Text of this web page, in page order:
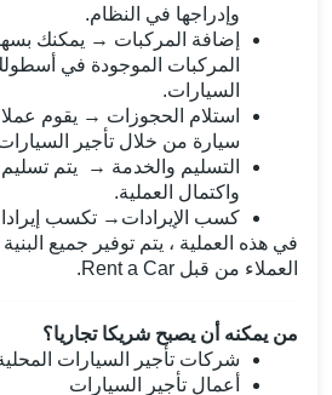
وإدراجها في النظام.
إضافة المركبات → يمكنك
المركبات الموجودة في
السيارات.
استلام الحجوزات → يقوم
سيارة من خلال تأجير
التسليم والخدمة →
يتم
واكتمال العملية.
كسب الإيرادات → تكسب
في هذه العملية ، يتم توفير جميع البنية
العملاء من قبل Rent a Car.
من يمكنه أن يصبح شريكا تجاريا؟
شركات تأجير السيارات
أعمال تأجير السيارات